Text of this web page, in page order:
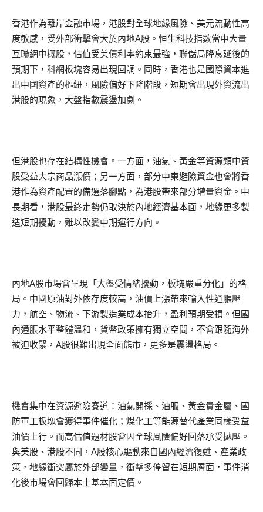
香港作為離岸金融市場，港股對全球地緣風險、美元流動性高
度敏感，受外部衝擊會大於內地A股。恒生科技指數當中大量
互聯網中概股，估值受美債利率約束最強，聯儲局降息延後的
預期下，科網板塊容易出現回調。同時，香港也是國際資本進
出中國資產的樞紐，風險偏好下降階段，短期會出現外資流出
港股的現象，大盤指數震盪加劇。
但港股也存在結構性機會。一方面，油氣、黃金等資源類中資
股受益大宗商品漲價；另一方面，部分中東避險資金也會將香
港作為資產配置的備選落腳點，為港股帶來部分增量資金。中
長期看，港股最終走勢仍取決於內地經濟基本面，地緣更多製
造短期擾動，難以改變中期運行方向。
內地A股市場會呈現「大盤受情緒擾動，板塊嚴重分化」的格
局。中國原油對外依存度較高，油價上漲帶來輸入性通脹壓
力，航空、物流、下游製造業成本抬升，盈利預期受損。但國
內通脹水平整體溫和，貨幣政策擁有獨立空間，不會跟隨海外
被迫收緊，A股很難出現全面熊市，更多是震盪格局。
機會集中在資源避險賽道：油氣開採、油服、黃金貴金屬、國
防軍工板塊會獲得事件催化；煤化工等能源替代產業同樣受益
油價上行。而高估值題材股會因全球風險偏好回落承受拋壓。
與美股、港股不同，A股核心驅動來自國內經濟復甦、產業政
策，地緣衝突屬於外部變量，衝擊多停留在短期層面，事件消
化後市場會回歸本土基本面定價。